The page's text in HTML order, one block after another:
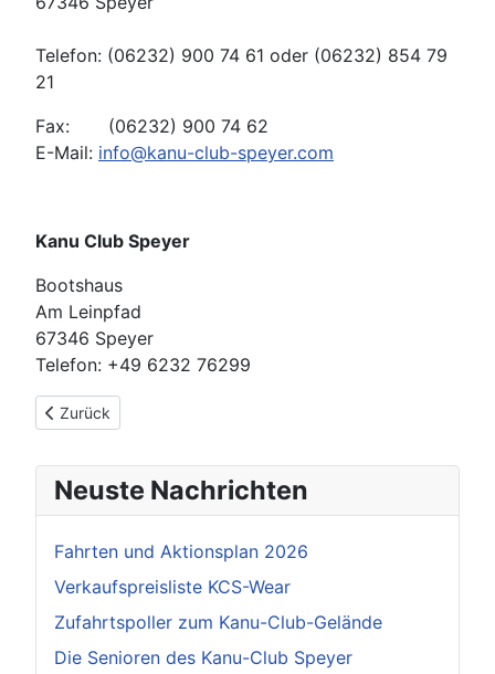
Telefon: (06232) 900 74 61 oder (06232) 854 79
21
Fax: (06232) 900 74 62
E-Mail: info@kanu-club-speyer.com
Kanu Club Speyer
Bootshaus
Am Leinpfad
67346 Speyer
Telefon: +49 6232 76299
Vorheriger Beitrag: Mit Kanu Club Speyer Ihre Freizeit
Zurück
Neuste Nachrichten
Fahrten und Aktionsplan 2026
Verkaufspreisliste KCS-Wear
Zufahrtspoller zum Kanu-Club-Gelände
Die Senioren des Kanu-Club Speyer